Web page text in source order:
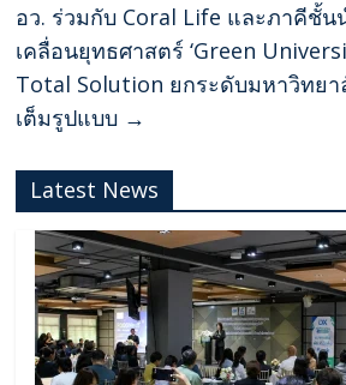
อว. ร่วมกับ Coral Life และภาคีชั้น
เคลื่อนยุทธศาสตร์ ‘Green
Total Solution ยกระดับมหาวิทย
เต็มรูปแบบ →
Latest News